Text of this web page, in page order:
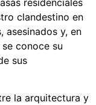
residenciales
clandestino en
asesinados y, en
conoce su
sus
la arquitectura y